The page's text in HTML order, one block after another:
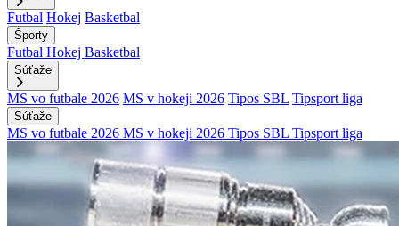
Futbal Hokej Basketbal
Športy
Futbal Hokej Basketbal
Súťaže
MS vo futbale 2026 MS v hokeji 2026 Tipos SBL Tipsport liga
Súťaže
MS vo futbale 2026 MS v hokeji 2026 Tipos SBL Tipsport liga